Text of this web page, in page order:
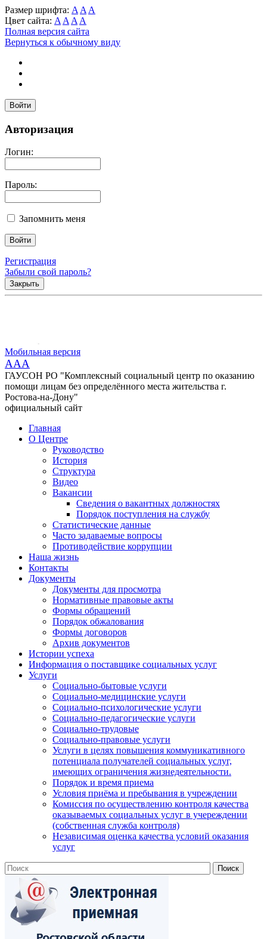
Размер шрифта: A A A
Цвет сайта: A A A A
Полная версия сайта
Вернуться к обычному виду
Войти
Авторизация
Логин:
Пароль:
Запомнить меня
Регистрация
Забыли свой пароль?
Закрыть
Мобильная версия
AAA
ГАУСОН РО "Комплексный социальный центр по оказанию
помощи лицам без определённого места жительства г.
Ростова-на-Дону"
официальный сайт
Главная
О Центре
Руководство
История
Структура
Видео
Вакансии
Сведения о вакантных должностях
Порядок поступления на службу
Статистические данные
Часто задаваемые вопросы
Противодействие коррупции
Наша жизнь
Контакты
Документы
Документы для просмотра
Нормативные правовые акты
Формы обращений
Порядок обжалования
Формы договоров
Архив документов
Истории успеха
Информация о поставщике социальных услуг
Услуги
Социально-бытовые услуги
Социально-медицинские услуги
Социально-психологические услуги
Социально-педагогические услуги
Социально-трудовые
Социально-правовые услуги
Услуги в целях повышения коммуникативного
потенциала получателей социальных услуг,
имеющих ограничения жизнедеятельности.
Порядок и время приема
Условия приёма и пребывания в учреждении
Комиссия по осуществлению контроля качества
оказываемых социальных услуг в учереждении
(собственная служба контроля)
Независимая оценка качества условий оказания
услуг